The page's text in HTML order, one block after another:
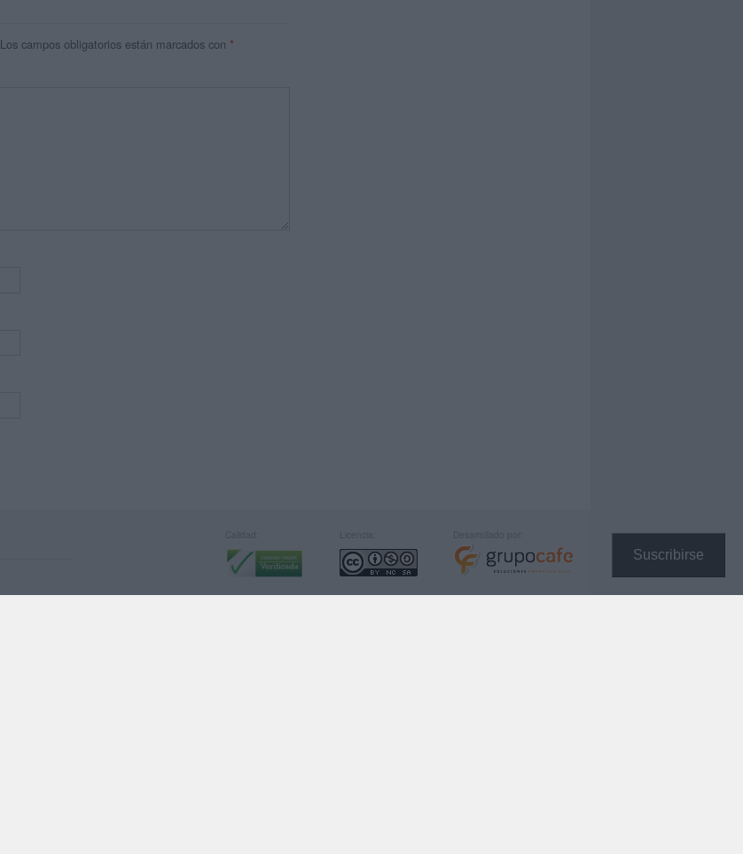
Suscribirse
Los campos obligatorios están marcados con *